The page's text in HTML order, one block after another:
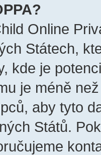
Online
Státech,
kde je
je méně
aby tyto
Států.